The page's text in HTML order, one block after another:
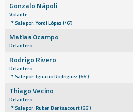
Gonzalo Nápoli
Volante
Sale por: Yordi López (46')
Matías Ocampo
Delantero
Rodrigo Rivero
Delantero
Sale por: Ignacio Rodríguez (66')
Thiago Vecino
Delantero
Sale por: Ruben Bentancourt (66')